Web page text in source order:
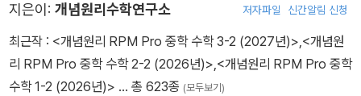
지은이: 개념원리수학연구소 저자파일 신간알림 신청
최근작 : <개념원리 RPM Pro 중학 수학 3-2 (2027년)>,<개념원
리 RPM Pro 중학 수학 2-2 (2026년)>,<개념원리 RPM Pro 중학
수학 1-2 (2026년)> … 총 623종 (모두보기)